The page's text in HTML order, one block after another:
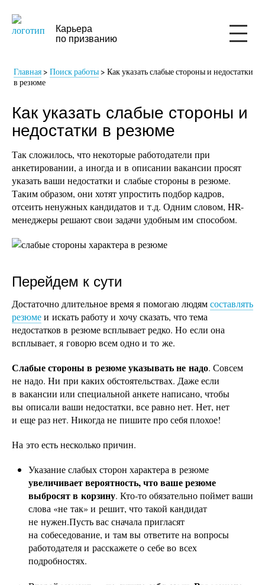
Карьера
по призванию
Главная> Поиск работы> Как указать слабые стороны и недостатки
в резюме
Как указать слабые стороны и
недостатки в резюме
Так сложилось, что некоторые работодатели при
анкетировании, а иногда и в описании вакансии просят
указать ваши недостатки и слабые стороны в резюме.
Таким образом, они хотят упростить подбор кадров,
отсеить ненужных кандидатов и т.д. Одним словом, HR-
менеджеры решают свои задачи удобным им способом.
Перейдем к сути
Достаточно длительное время я помогаю людямсоставлять
резюмеи искать работу и хочу сказать, что тема
недостатков в резюме всплывает редко. Но если она
всплывает, я говорю всем одно и то же.
Слабые стороны в резюме указывать не надо. Совсем
не надо. Ни при каких обстоятельствах. Даже если
в вакансии или специальной анкете написано, чтобы
вы описали ваши недостатки, все равно нет. Нет, нет
и еще раз нет. Никогда не пишите про себя плохое!
На это есть несколько причин.
Указание слабых сторон характера в резюме
увеличивает вероятность, что ваше резюме
выбросят в корзину. Кто-то обязательно поймет ваши
слова «не так» и решит, что такой кандидат
не нужен.Пусть вас сначала пригласят
на собеседование, и там вы ответите на вопросы
работодателя и расскажете о себе во всех
подробностях.